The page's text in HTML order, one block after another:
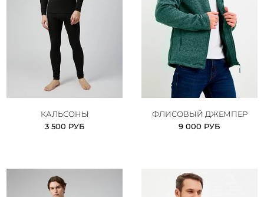
КАЛЬСОНЫ
3 500 РУБ
ФЛИСОВЫЙ ДЖЕМПЕР
9 000 РУБ